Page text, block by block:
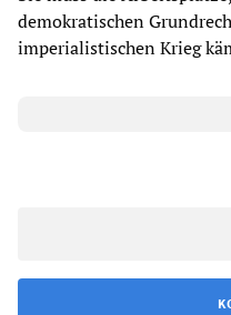
demokratischen
imperialistischen Krieg